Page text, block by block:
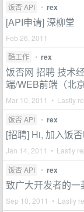
饭否 API • rex
[API申请] 深柳堂
Feb 26, 2011
酷工作
• rex
饭否网 招聘 技术
端/WEB前端（北京
Mar 10, 2011 • Lastly
饭否 API • rex
[招聘] Hi, 加入饭否
Jan 14, 2011 • Lastly
饭否 API • rex
致广大开发者的一
Sep 10, 2011 • Lastly